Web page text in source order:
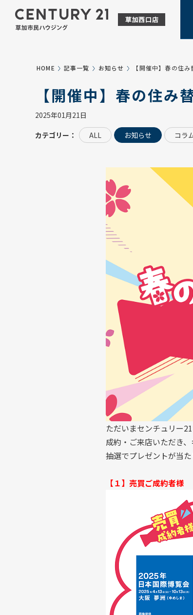
HOME 記事一覧 お知らせ 【開催中】春の住
【開催中】春の住み
2025年01月21日
カテゴリー： ALL お知らせ コラ
ただいまセンチュリー
成約・ご来店いただき
抽選でプレゼントが当た
【１】売買ご成約者様